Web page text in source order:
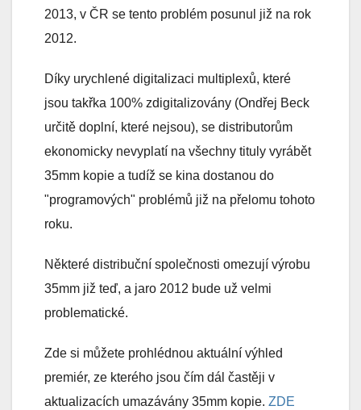
2013, v ČR se tento problém posunul již na rok
2012.
Díky urychlené digitalizaci multiplexů, které
jsou takřka 100% zdigitalizovány (Ondřej Beck
určitě doplní, které nejsou), se distributorům
ekonomicky nevyplatí na všechny tituly vyrábět
35mm kopie a tudíž se kina dostanou do
"programových" problémů již na přelomu tohoto
roku.
Některé distribuční společnosti omezují výrobu
35mm již teď, a jaro 2012 bude už velmi
problematické.
Zde si můžete prohlédnou aktuální výhled
premiér, ze kterého jsou čím dál častěji v
aktualizacích umazávány 35mm kopie. ZDE